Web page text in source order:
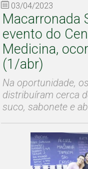
03/04/2023
Macarronada
evento do
Medicina,
(1/abr)
Na oportunidade,
distribuíram cerca
suco, sabonete e